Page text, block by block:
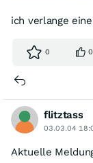
ich verlange
0 0
flitztass
03.03.04
Aktuelle